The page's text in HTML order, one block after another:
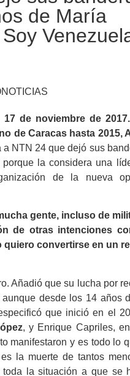
de María
17 de noviembre de
de Caracas hasta 2015,
NTN 24 que dejó sus
porque la considera una
de la nueva
gente, incluso de
de otras intenciones
quiero convertirse en un
Añadió que su lucha por
desde los 14 años
que inició en el
, y Enrique Capriles,
manifestaron y es todo lo
la muerte de tantos
la situación a que se